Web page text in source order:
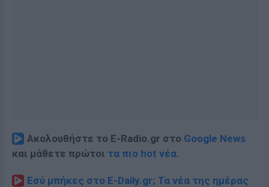
Ακολουθήστε το E-Radio.gr στο Google News
και μάθετε πρώτοι τα πιο hot νέα.
Εσύ μπήκες στο E-Daily.gr; Τα νέα της ημέρας